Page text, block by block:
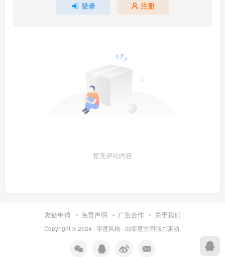
登录 注册
暂无评论内容
友链申请 免责声明 广告合作 关于我们
Copyright © 2024 · 零度风格 · 由零度空间强力驱动.